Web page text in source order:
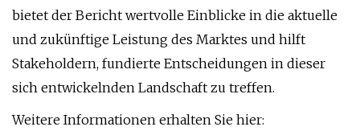
bietet der Bericht wertvolle Einblicke in die aktuelle
und zukünftige Leistung des Marktes und hilft
Stakeholdern, fundierte Entscheidungen in dieser
sich entwickelnden Landschaft zu treffen.
Weitere Informationen erhalten Sie hier: